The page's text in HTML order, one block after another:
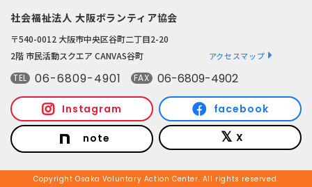
社会福祉法人 大阪ボランティア協会
〒540-0012 大阪市中央区谷町二丁目2-20
2階 市民活動スクエア CANVAS谷町
アクセスマップ
TEL 06-6809-4901 FAX 06-6809-4902
Instagram facebook
note X
Copyright Osaka Voluntary Action Center. All rights reserved.